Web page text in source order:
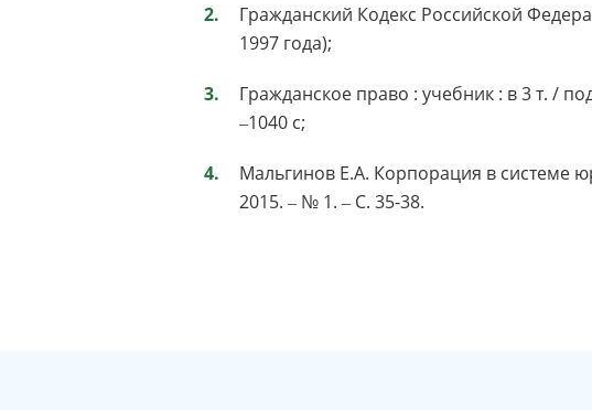
Гражданский Кодекс Российской
1997 года);
Гражданское право : учебник : в 3 т. /
‒1040 с;
Мальгинов Е.А. Корпорация в системе
2015. ‒ № 1. ‒ С. 35-38.